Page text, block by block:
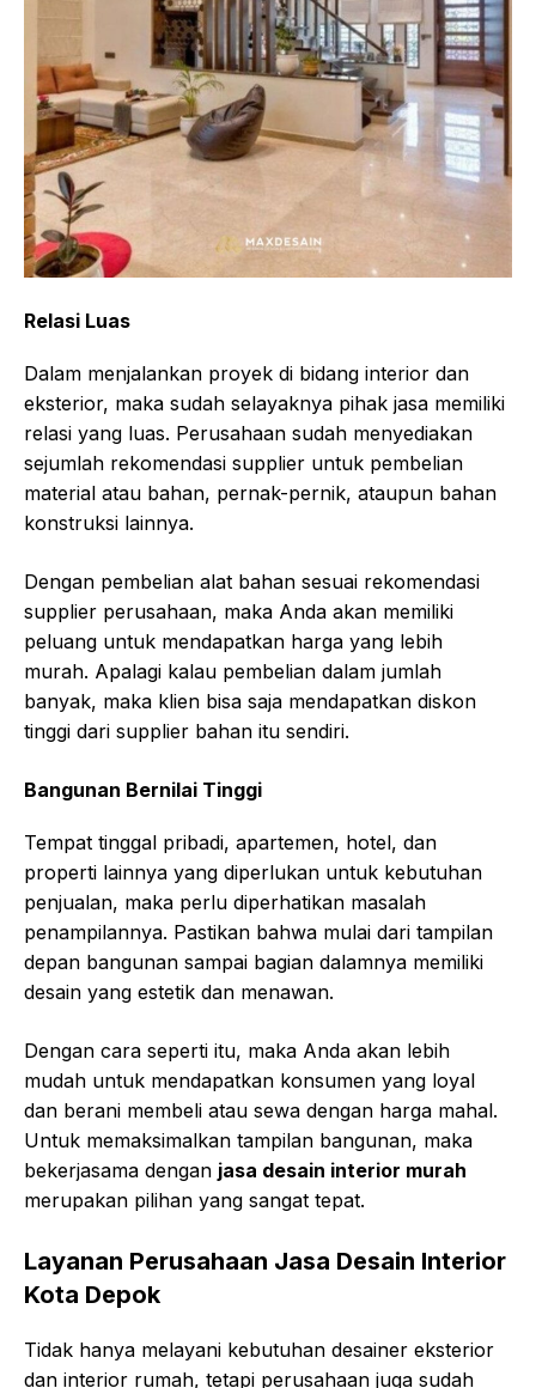
Relasi Luas
Dalam menjalankan proyek di bidang interior dan
eksterior, maka sudah selayaknya pihak jasa memiliki
relasi yang luas. Perusahaan sudah menyediakan
sejumlah rekomendasi supplier untuk pembelian
material atau bahan, pernak-pernik, ataupun bahan
konstruksi lainnya.
Dengan pembelian alat bahan sesuai rekomendasi
supplier perusahaan, maka Anda akan memiliki
peluang untuk mendapatkan harga yang lebih
murah. Apalagi kalau pembelian dalam jumlah
banyak, maka klien bisa saja mendapatkan diskon
tinggi dari supplier bahan itu sendiri.
Bangunan Bernilai Tinggi
Tempat tinggal pribadi, apartemen, hotel, dan
properti lainnya yang diperlukan untuk kebutuhan
penjualan, maka perlu diperhatikan masalah
penampilannya. Pastikan bahwa mulai dari tampilan
depan bangunan sampai bagian dalamnya memiliki
desain yang estetik dan menawan.
Dengan cara seperti itu, maka Anda akan lebih
mudah untuk mendapatkan konsumen yang loyal
dan berani membeli atau sewa dengan harga mahal.
Untuk memaksimalkan tampilan bangunan, maka
bekerjasama dengan jasa desain interior murah
merupakan pilihan yang sangat tepat.
Layanan Perusahaan Jasa Desain Interior
Kota Depok
Tidak hanya melayani kebutuhan desainer eksterior
dan interior rumah, tetapi perusahaan juga sudah